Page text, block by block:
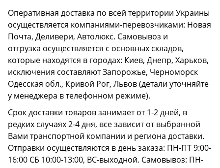
Оперативная доставка по всей территории Украины
осуществляется компаниями-перевозчиками: Новая
Почта, Деливери, Автолюкс. Самовывоз и
отгрузка осуществляется с основных складов,
которые находятся в городах: Киев, Днепр, Харьков,
исключения составляют Запорожье, Черноморск
Одесская обл., Кривой Рог, Львов (детали уточняйте
у менеджера в телефонном режиме).
Срок доставки товаров занимает от 1-2 дней, в
редких случаях 2-4 дня, все зависит от выбранной
Вами транспортной компании и региона доставки.
Отправки осуществляются в день заказа: ПН-ПТ 9:00-
16:00 СБ 10:00-13:00, ВС-выходной. Самовывоз: ПН-